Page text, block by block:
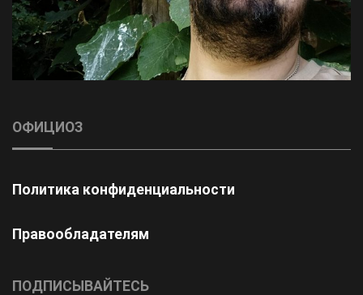
ОФИЦИОЗ
Политика конфиденциальности
Правообладателям
ПОДПИСЫВАЙТЕСЬ